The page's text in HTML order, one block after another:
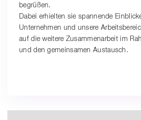
begrüßen.
Dabei erhielten sie spannende
Unternehmen und unsere
auf die weitere Zusammenarbeit im
und den gemeinsamen Austausch.